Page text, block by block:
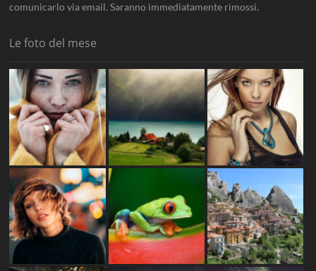
comunicarlo via email. Saranno immediatamente rimossi.
Le foto del mese